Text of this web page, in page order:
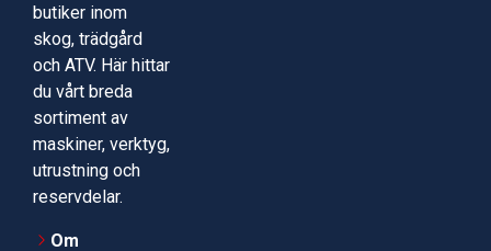
butiker inom
skog, trädgård
och ATV. Här hittar
du vårt breda
sortiment av
maskiner, verktyg,
utrustning och
reservdelar.
Om